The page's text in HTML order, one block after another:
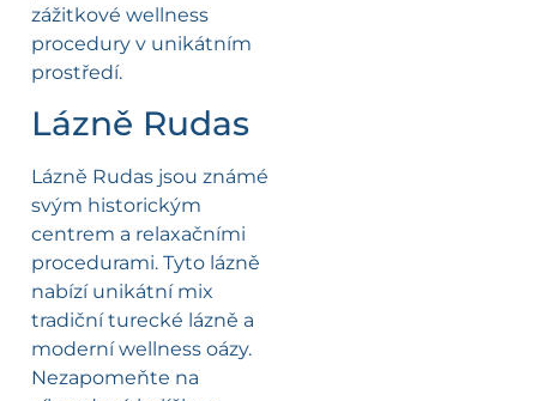
zážitkové wellness
procedury v unikátním
prostředí.
Lázně Rudas
Lázně Rudas jsou známé
svým historickým
centrem a relaxačními
procedurami. Tyto lázně
nabízí unikátní mix
tradiční turecké lázně a
moderní wellness oázy.
Nezapomeňte na